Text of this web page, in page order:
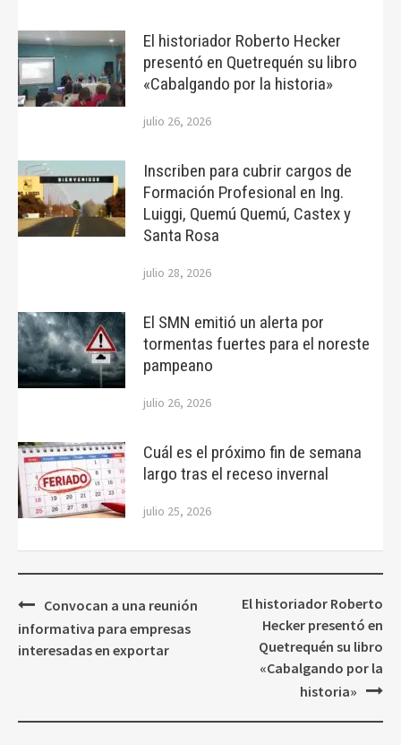
El historiador Roberto Hecker
presentó en Quetrequén su libro
«Cabalgando por la historia»
julio 26, 2026
Inscriben para cubrir cargos de
Formación Profesional en Ing.
Luiggi, Quemú Quemú, Castex y
Santa Rosa
julio 28, 2026
El SMN emitió un alerta por
tormentas fuertes para el noreste
pampeano
julio 26, 2026
Cuál es el próximo fin de semana
largo tras el receso invernal
julio 25, 2026
Navegación
de
entradas
Convocan a una reunión
informativa para empresas
interesadas en exportar
El historiador Roberto
Hecker presentó en
Quetrequén su libro
«Cabalgando por la
historia»